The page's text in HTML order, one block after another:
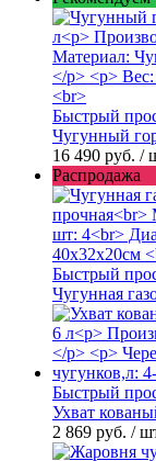
Быстрый
Чугунный
16 490 руб. /
Распродажа
Быстрый
Чугунная
Быстрый
Ухват
2 869 руб. /